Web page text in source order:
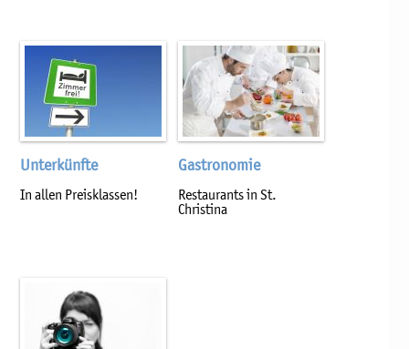
Unterkünfte
In allen Preisklassen!
Gastronomie
Restaurants in St.
Christina